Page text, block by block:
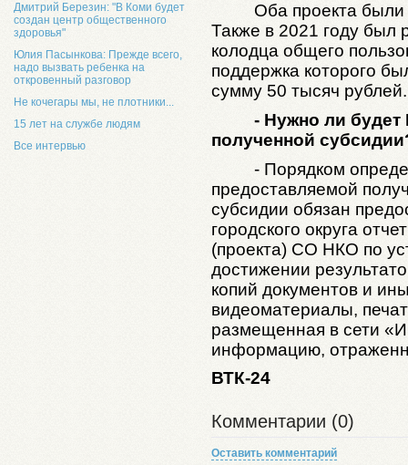
Дмитрий Березин: "В Коми будет
создан центр общественного
здоровья"
Юлия Пасынкова: Прежде всего,
надо вызвать ребенка на
откровенный разговор
Не кочегары мы, не плотники...
15 лет на службе людям
Все интервью
Оба проекта
Также в 2021 году был
колодца общего
поддержка которого
сумму 50 тысяч рублей.
- Нужно ли
полученной
- Порядком
предоставляемой
субсидии обязан
городского округа
(проекта) СО НКО по
достижении
копий документов и
видеоматериалы,
размещенная в сети
информацию,
ВТК-24
Комментарии (0)
Оставить комментарий